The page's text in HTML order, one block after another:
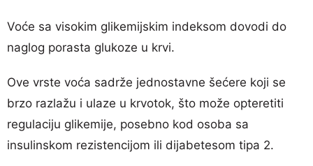
Voće sa visokim glikemijskim indeksom dovodi do
naglog porasta glukoze u krvi.
Ove vrste voća sadrže jednostavne šećere koji se
brzo razlažu i ulaze u krvotok, što može opteretiti
regulaciju glikemije, posebno kod osoba sa
insulinskom rezistencijom ili dijabetesom tipa 2.